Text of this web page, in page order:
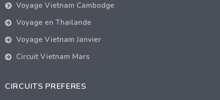
Voyage Vietnam Cambodge
Voyage en Thailande
Voyage Vietnam Janvier
Circuit Vietnam Mars
CIRCUITS PREFERES